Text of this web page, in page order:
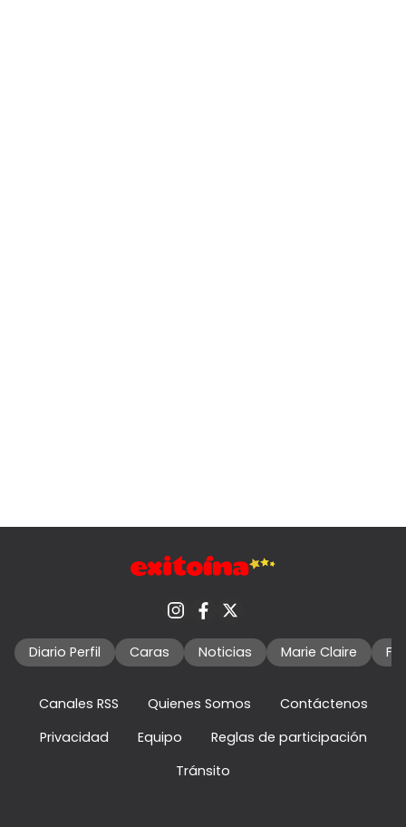
Diario Perfil Caras Noticias Marie Claire
Canales RSS Quienes Somos
Contáctenos
Privacidad
Equipo
Reglas de participación
Tránsito